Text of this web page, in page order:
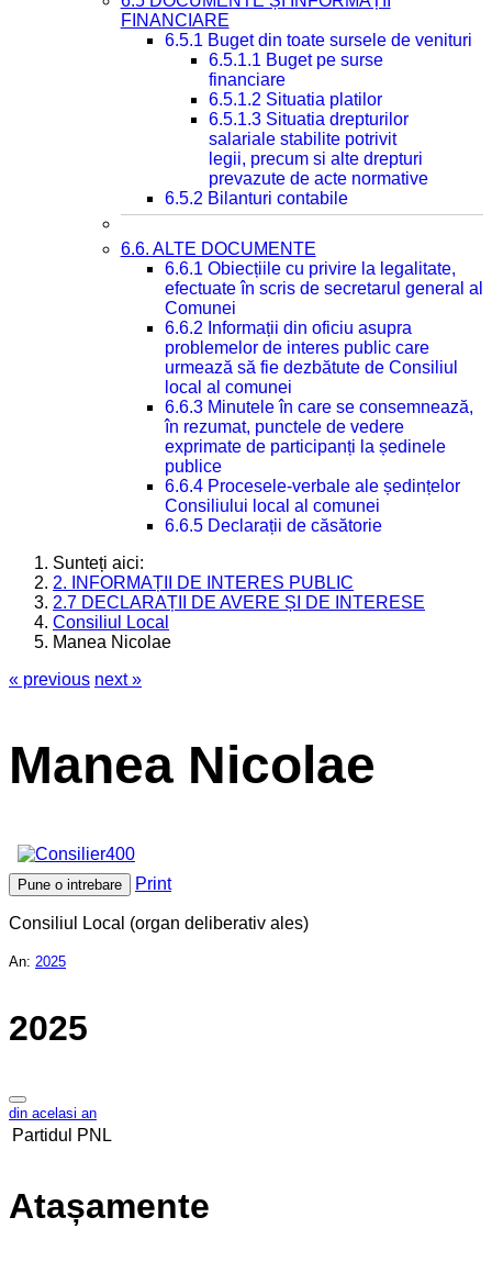
FINANCIARE
6.5.1 Buget din toate sursele de venituri
6.5.1.1 Buget pe surse
financiare
6.5.1.2 Situatia platilor
6.5.1.3 Situatia drepturilor
salariale stabilite potrivit
legii, precum si alte drepturi
prevazute de acte normative
6.5.2 Bilanturi contabile
6.6. ALTE DOCUMENTE
6.6.1 Obiecțiile cu privire la legalitate,
efectuate în scris de secretarul general al
Comunei
6.6.2 Informații din oficiu asupra
problemelor de interes public care
urmează să fie dezbătute de Consiliul
local al comunei
6.6.3 Minutele în care se consemnează,
în rezumat, punctele de vedere
exprimate de participanți la ședinele
publice
6.6.4 Procesele-verbale ale ședințelor
Consiliului local al comunei
6.6.5 Declarații de căsătorie
Sunteți aici:
2. INFORMAȚII DE INTERES PUBLIC
2.7 DECLARAȚII DE AVERE ȘI DE INTERESE
Consiliul Local
Manea Nicolae
« previous next »
Manea Nicolae
Pune o intrebare Print
Consiliul Local (organ deliberativ ales)
An: 2025
2025
din acelasi an
Partidul PNL
Atașamente